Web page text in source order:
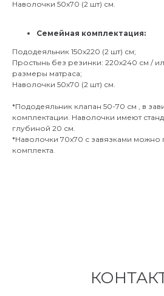
Наволочки 50х70 (2 шт) см.
Семейная комплектация:
Пододеяльник 150х220 (2 шт) см;
Простынь без резинки: 220х240 см /
размеры матраса;
Наволочки 50х70 (2 шт) см.
*Пододеяльник клапан 50-70 см , в
комплектации. Наволочки имеют
глубиной 20 см.
*Наволочки 70х70 с завязками можно
комплекта.